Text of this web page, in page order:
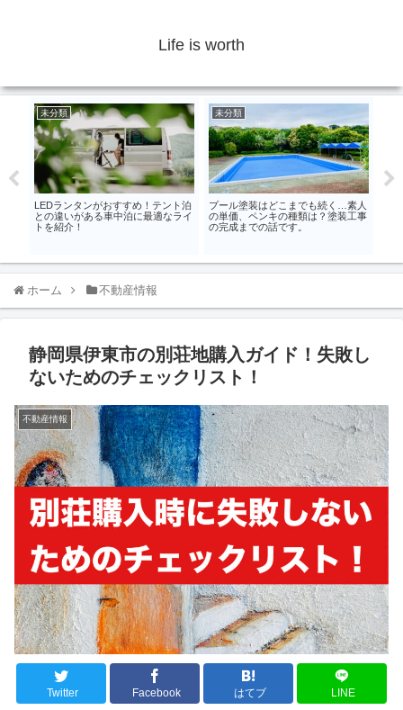
Life is worth
未分類
LEDランタンがおすすめ！テント泊
との違いがある車中泊に最適なライ
トを紹介！
未分類
プール塗装はどこまでも続く…素人
の単価、ペンキの種類は？塗装工事
の完成までの話です。
ホーム 不動産情報
静岡県伊東市の別荘地購入ガイド！失敗し
ないためのチェックリスト！
不動産情報
Twitter Facebook はてブ LINE